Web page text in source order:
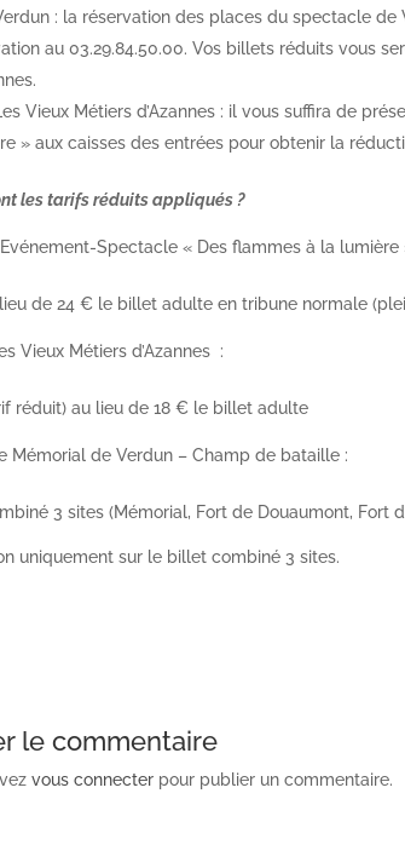
: la réservation des places du spectacle
au 03.29.84.50.00. Vos billets réduits vous
Vieux Métiers d’Azannes : il vous suffira de
» aux caisses des entrées pour obtenir la
les tarifs réduits appliqués ?
Spectacle « Des flammes à la lumière
de 24 € le billet adulte en tribune normale
Vieux Métiers d’Azannes :
réduit) au lieu de 18 € le billet adulte
Mémorial de Verdun – Champ de bataille :
3 sites (Mémorial, Fort de Douaumont, Fort
uniquement sur le billet combiné 3 sites.
le commentaire
vous connecter pour publier un commentaire.